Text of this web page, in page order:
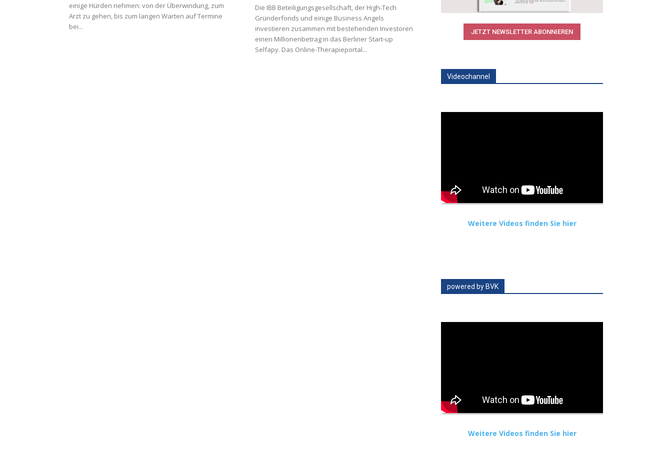
einige Hürden nehmen: von der Überwindung, zum
Arzt zu gehen, bis zum langen Warten auf Termine
bei...
Die IBB Beteiligungsgesellschaft, der High-Tech
Gründerfonds und einige Business Angels
investieren zusammen mit bestehenden Investoren
einen Millionenbetrag in das Berliner Start-up
Selfapy. Das Online-Therapieportal...
JETZT NEWSLETTER ABONNIEREN
Videochannel
Weitere Videos finden Sie hier
powered by BVK
Weitere Videos finden Sie hier